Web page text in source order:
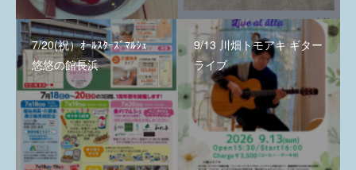
7/20(祝）ｵｰﾙｽﾀｰｽﾞﾏﾙｼｪ
悠悠の館長浜
9/13 川畑トモアキ ギター
ライブ